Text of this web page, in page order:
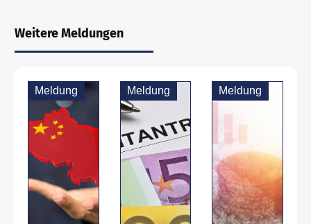
Weitere Meldungen
Meldung Meldung Meldung